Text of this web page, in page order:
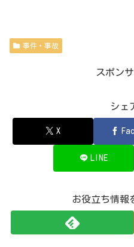
事件・事故
スポン
シェ
X
LINE
お役立ち情報